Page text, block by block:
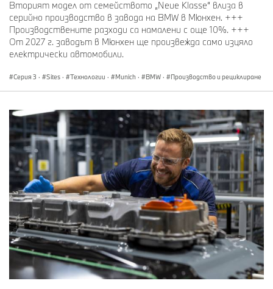
Signing of the contract for the BMW Group Plant Regensburg on July 23,
1983 with the former Chairman of the Board of Management Eberhard von
Kuenheim and Head of Production Hans Koch (01/2025)
1984Полагане на основния камък с министър-
председателя Франц-Йозеф Щраус, начало на
изграждането на производствените халета
Вторият модел от семейството „Neue Klasse“ влиза в
серийно производство в завода на BMW в Мюнхен. +++
Производствените разходи са намалени с още 10%. +++
От 2027 г. заводът в Мюнхен ще произвежда само изцяло
електрически автомобили.
Серия 3 · Sites · Технологии · Munich · BMW · Производство и рециклиране